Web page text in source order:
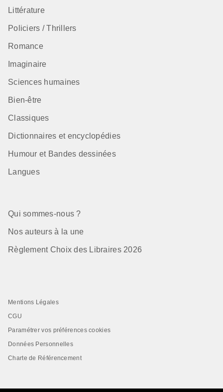
Littérature
Policiers / Thrillers
Romance
Imaginaire
Sciences humaines
Bien-être
Classiques
Dictionnaires et encyclopédies
Humour et Bandes dessinées
Langues
Qui sommes-nous ?
Nos auteurs à la une
Règlement Choix des Libraires 2026
Mentions Légales
CGU
Paramétrer vos préférences cookies
Données Personnelles
Charte de Référencement